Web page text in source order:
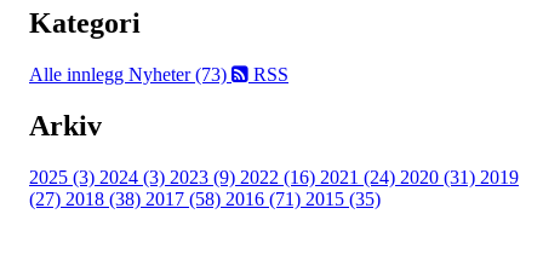
Kategori
Alle innlegg Nyheter (73) RSS
Arkiv
2025 (3) 2024 (3) 2023 (9) 2022 (16) 2021 (24) 2020 (31) 2019
(27) 2018 (38) 2017 (58) 2016 (71) 2015 (35)